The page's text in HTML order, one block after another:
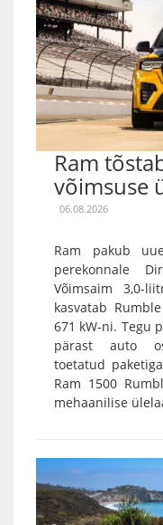
Ram
võimsuse
06.08.2026
Ram pakub
perekonnale
Võimsaim 3,0-
kasvatab
671 kW-ni. Tegu
pärast auto
toetatud
Ram 1500
mehaanilise